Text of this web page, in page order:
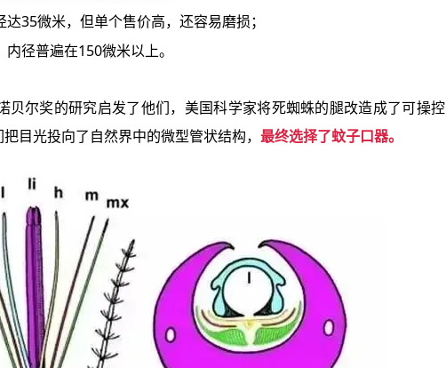
35微米，但单个售价高，还容易磨损；
径普遍在150微米以上。
贝尔奖的研究启发了他们，美国科学家将死蜘蛛的腿改造成了可操控
目光投向了自然界中的微型管状结构， 最终选择了蚊子口器。